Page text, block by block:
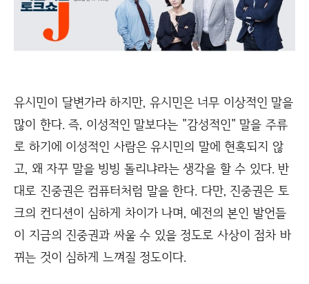
유시민이 달변가라 하지만, 유시민은 너무 이상적인 말을
많이 한다. 즉, 이성적인 말보다는 "감성적인" 말을 주류
로 하기에 이성적인 사람은 유시민의 말에 현혹되지 않
고, 왜 자꾸 말을 빙빙 돌리냐라는 생각을 할 수 있다. 반
대로 진중권은 컴퓨터처럼 말을 한다. 다만, 진중권은 토
크의 컨디션이 심하게 차이가 나며, 예전의 본인 발언들
이 지금의 진중권과 싸울 수 있을 정도로 사상이 점차 바
뀌는 것이 심하게 느껴질 정도이다.